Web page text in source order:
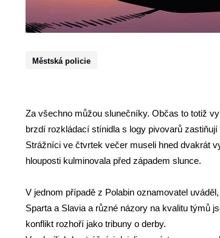
Městská policie
Za všechno můžou slunečníky. Občas to totiž
brzdí rozkládací stínidla s logy pivovarů
Strážníci ve čtvrtek večer museli hned dvakrát
hlouposti kulminovala před západem slunce.
V jednom případě z Polabin oznamovatel
Sparta a Slavia a různé názory na kvalitu týmů
konflikt rozhoří jako tribuny o derby.